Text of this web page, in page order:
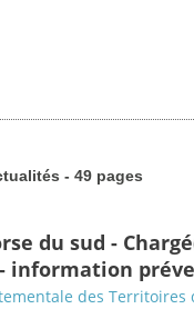
- 49 pages
du sud -
information
des Territoires